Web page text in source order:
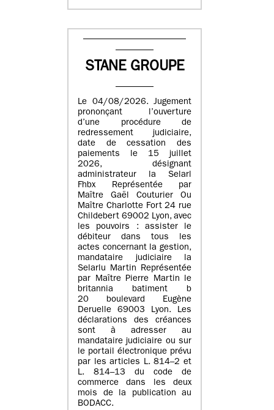
STANE GROUPE
Le 04/08/2026. Jugement
prononçant l’ouverture
d’une procédure de
redressement judiciaire,
date de cessation des
paiements le 15 juillet
2026, désignant
administrateur la Selarl
Fhbx Représentée par
Maître Gaël Couturier Ou
Maître Charlotte Fort 24 rue
Childebert 69002 Lyon, avec
les pouvoirs : assister le
débiteur dans tous les
actes concernant la gestion,
mandataire judiciaire la
Selarlu Martin Représentée
par Maître Pierre Martin le
britannia batiment b
20 boulevard Eugène
Deruelle 69003 Lyon. Les
déclarations des créances
sont à adresser au
mandataire judiciaire ou sur
le portail électronique prévu
par les articles L. 814–2 et
L. 814–13 du code de
commerce dans les deux
mois de la publication au
BODACC.